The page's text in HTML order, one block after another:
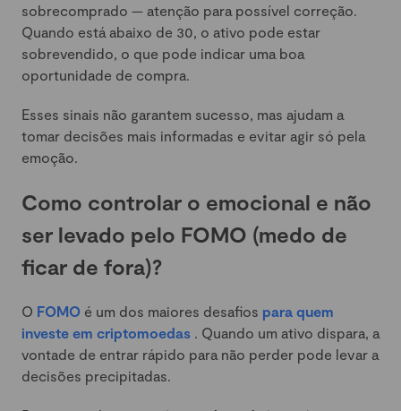
sobrecomprado — atenção para possível correção.
Quando está abaixo de 30, o ativo pode estar
sobrevendido, o que pode indicar uma boa
oportunidade de compra.
Esses sinais não garantem sucesso, mas ajudam a
tomar decisões mais informadas e evitar agir só pela
emoção.
Como controlar o emocional e não
ser levado pelo FOMO (medo de
ficar de fora)?
O FOMO é um dos maiores desafios para quem
investe em criptomoedas . Quando um ativo dispara, a
vontade de entrar rápido para não perder pode levar a
decisões precipitadas.